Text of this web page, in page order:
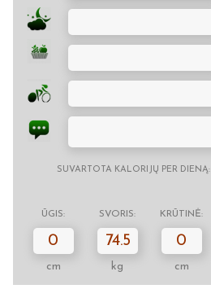
SUVARTOTA KALORIJŲ PER DIENĄ:
ŪGIS: SVORIS: KRŪTINĖ:
0
cm
74.5
kg
0
cm